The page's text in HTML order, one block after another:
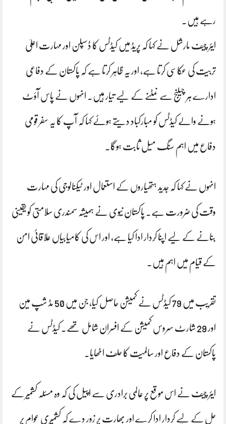
رہے ہیں۔
ایئر چیف مارشل نے کہا کہ پریڈ میں کیڈٹس کا ڈسپلن اور مہارت اعلیٰ
تربیت کی عکاسی کرتا ہے، اور یہ ظاہر کرتا ہے کہ پاکستان کے دفاعی
ادارے ہر چیلنج سے نمٹنے کے لیے تیار ہیں۔ انہوں نے پاس آؤٹ
ہونے والے کیڈٹس کو مبارکباد دیتے ہوئے کہا کہ آپ کا یہ سفر قومی
دفاع میں اہم سنگ میل ثابت ہوگا۔
انہوں نے کہا کہ جدید ہتھیاروں کے استعمال اور ٹیکنالوجی کی مہارت
وقت کی ضرورت ہے۔ پاکستان نیوی نے ہمیشہ سمندری سلامتی کو یقینی
بنانے کے لیے اپنا کردار ادا کیا ہے، اور اس کی کامیابیاں علاقائی امن
کے قیام میں اہم ہیں۔
تقریب میں 79 کیڈٹس نے کمیشن حاصل کیا، جن میں 50 مڈ شپ مین
اور 29 شارٹ سروس کمیشن کے افسران شامل تھے۔ کیڈٹس نے
پاکستان کے دفاع اور سالمیت کا حلف اٹھایا۔
ایئر چیف نے اس موقع پر عالمی برادری سے اپیل کی کہ وہ مسئلہ کشمیر کے
حل کے لیے کردار ادا کرے اور بھارت پر زور دے کہ کشمیری عوام پر